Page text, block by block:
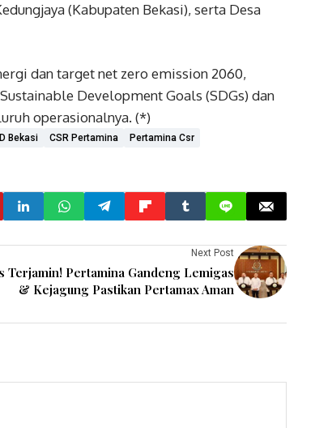
(Kabupaten Bekasi), serta Desa
dan target net zero emission 2060,
Development Goals (SDGs) dan
operasionalnya. (*)
Bekasi CSR Pertamina
Pertamina Csr
Next Post
Terjamin! Pertamina Gandeng Lemigas
& Kejagung Pastikan Pertamax Aman